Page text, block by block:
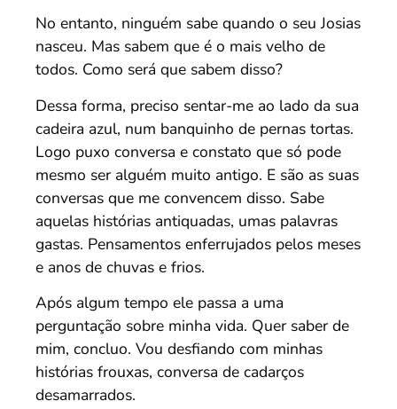
No entanto, ninguém sabe quando o seu Josias
nasceu. Mas sabem que é o mais velho de
todos. Como será que sabem disso?
Dessa forma, preciso sentar-me ao lado da sua
cadeira azul, num banquinho de pernas tortas.
Logo puxo conversa e constato que só pode
mesmo ser alguém muito antigo. E são as suas
conversas que me convencem disso. Sabe
aquelas histórias antiquadas, umas palavras
gastas. Pensamentos enferrujados pelos meses
e anos de chuvas e frios.
Após algum tempo ele passa a uma
perguntação sobre minha vida. Quer saber de
mim, concluo. Vou desfiando com minhas
histórias frouxas, conversa de cadarços
desamarrados.